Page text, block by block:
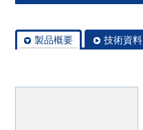
製品概要 技術資料